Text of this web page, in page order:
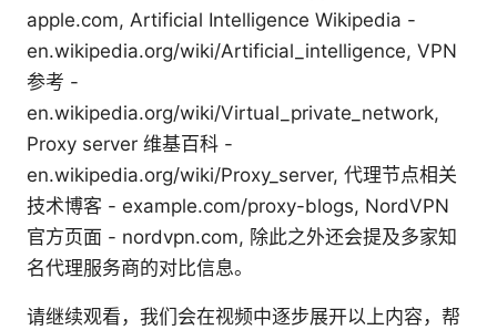
apple.com, Artificial Intelligence Wikipedia -
en.wikipedia.org/wiki/Artificial_intelligence, VPN
参考 -
en.wikipedia.org/wiki/Virtual_private_network,
Proxy server 维基百科 -
en.wikipedia.org/wiki/Proxy_server, 代理节点相关
技术博客 - example.com/proxy-blogs, NordVPN
官方页面 - nordvpn.com, 除此之外还会提及多家知
名代理服务商的对比信息。
请继续观看，我们会在视频中逐步展开以上内容，帮